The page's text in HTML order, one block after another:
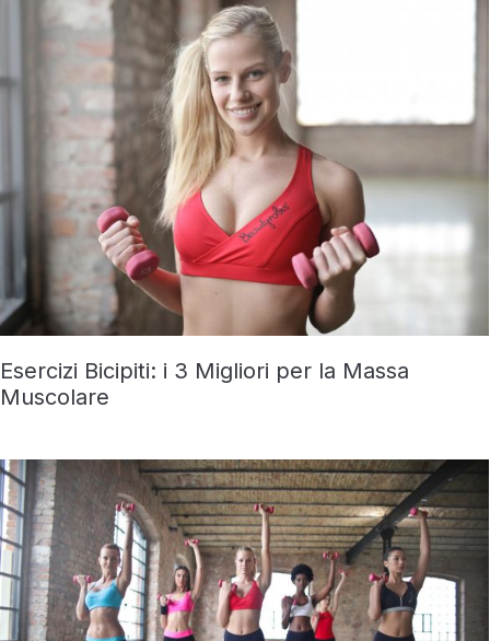
Esercizi Bicipiti: i 3 Migliori per la Massa
Muscolare